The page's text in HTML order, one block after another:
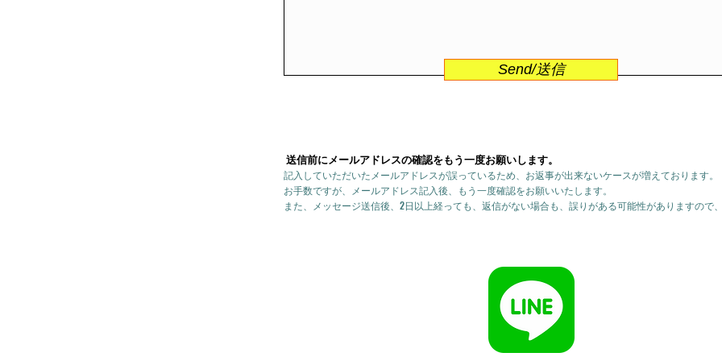
Send/送信
送信前にメールアドレスの確認をもう一度お願いします。
記入していただいたメールアドレスが誤っているため、お返事が出来ないケースが増えております。
お手数ですが、メールアドレス記入後、もう一度確認をお願いいたします。
また、メッセージ送信後、2日以上経っても、返信がない場合も、誤りがある可能性がありますので